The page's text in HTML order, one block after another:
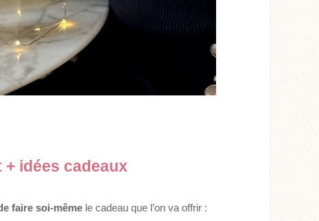
+ idées cadeaux
faire soi-même le cadeau que l’on va offrir :